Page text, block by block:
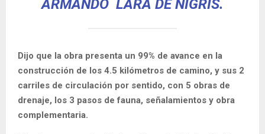
ARMANDO LARA DE NIGRIS.
Dijo que la obra presenta un 99% de avance en la
construcción de los 4.5 kilómetros de camino, y sus 2
carriles de circulación por sentido, con 5 obras de
drenaje, los 3 pasos de fauna, señalamientos y obra
complementaria.